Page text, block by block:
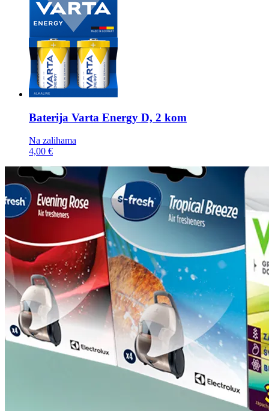
Baterija Varta Energy D, 2 kom
Na zalihama
4,00 €